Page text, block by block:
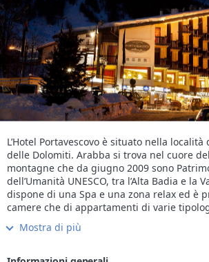
L’Hotel Portavescovo è situato nella
delle Dolomiti. Arabba si trova nel cuore
montagne che da giugno 2009 sono
dell’Umanità UNESCO, tra l’Alta Badia e la
dispone di una Spa e una zona relax ed è
camere che di appartamenti di varie
altamente qualificato, si occuperà del
vari trattamenti, per rendere la Vostra
da sci, dove partono gli impianti di risalita.
Mostra di più